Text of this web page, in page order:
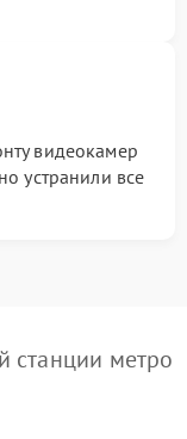
видеокамер
устранили все
станции метро